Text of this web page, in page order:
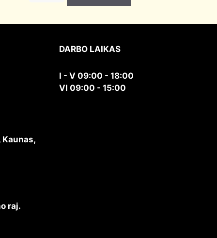
Kaunas,
raj.
DARBO LAIKAS
I - V 09:00 - 18:00
VI 09:00 - 15:00